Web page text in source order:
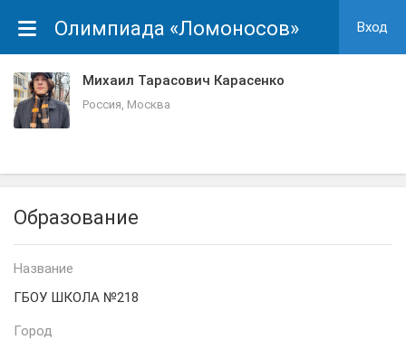
Олимпиада «Ломоносов» Вход
Михаил Тарасович Карасенко
Россия, Москва
Образование
Название
ГБОУ ШКОЛА №218
Город